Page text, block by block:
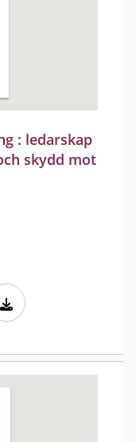
: ledarskap
skydd mot